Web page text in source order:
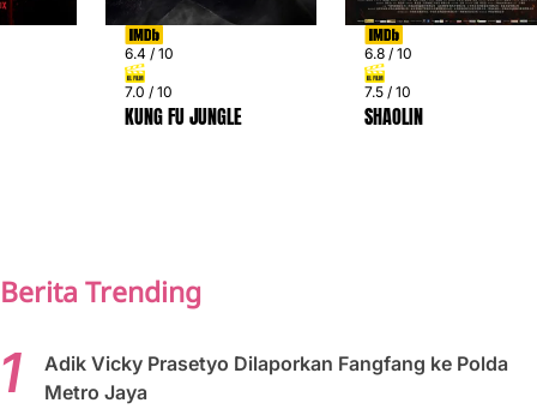
6.4 / 10
7.0 / 10
KUNG FU JUNGLE
6.8 / 10
7.5 / 10
SHAOLIN
Berita Trending
Adik Vicky Prasetyo Dilaporkan Fangfang ke Polda
Metro Jaya